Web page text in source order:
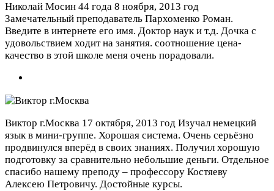
Николай Мосин 44 года 8 ноября, 2013 год
Замечательный преподаватель Пархоменко Роман.
Введите в интернете его имя. Доктор наук и т.д. Дочка с
удовольствием ходит на занятия. соотношение цена-
качество в этой школе меня очень порадовали.
Виктор г.Москва 17 октября, 2013 год Изучал немецкий
язык в мини-группе. Хорошая система. Очень серьёзно
продвинулся вперёд в своих знаниях. Получил хорошую
подготовку за сравнительно небольшие деньги. Отдельное
спасибо нашему преподу – профессору Костяеву
Алексею Петровичу. Достойные курсы.